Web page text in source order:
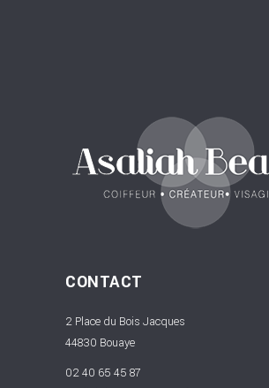
CONTACT
2 Place du Bois Jacques
44830 Bouaye
02 40 65 45 87